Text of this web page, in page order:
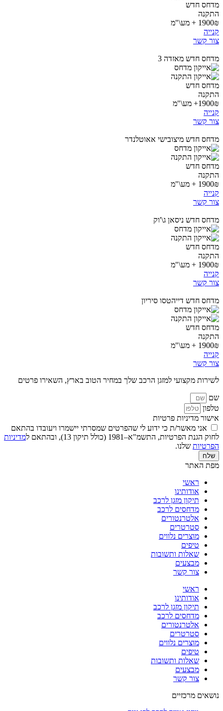
מדחס חדש
התקנה
1900₪ + מע\"מ
קנייה
צור קשר
מדחס חדש מאזדה 3
מדחס חדש
התקנה
1900₪+ מע\"מ
קנייה
צור קשר
מדחס חדש מיצובישי אאוטלנדר
מדחס חדש
התקנה
1900₪ + מע\"מ
קנייה
צור קשר
מדחס חדש ניסאן ג\'וק
מדחס חדש
התקנה
1900₪ + מע\"מ
קנייה
צור קשר
מדחס חדש דייהטסו סיריון
מדחס חדש
התקנה
1900₪ + מע\"מ
קנייה
צור קשר
לשירות מקצועי למזגן הרכב שלך במחיר הטוב בארץ, השאירו פרטים
שם
טלפון
אישור מדיניות פרטיות
אני מאשר/ת כי ידוע לי שהפרטים שמסרתי יישמרו ויעובדו בהתאם
לחוק הגנת הפרטיות, התשמ"א–1981 (כולל תיקון 13), ובהתאם ל
מדיניות
הפרטיות שלנו.
שלח
מפת האתר
ראשי
אודותינו
תיקון מזגן לרכב
מדחסים לרכב
אלטרנטורים
סטרטרים
מוצרים נלווים
טיפים
שאלות ותשובות
מבצעים
צור קשר
ראשי
אודותינו
תיקון מזגן לרכב
מדחסים לרכב
אלטרנטורים
סטרטרים
מוצרים נלווים
טיפים
שאלות ותשובות
מבצעים
צור קשר
נושאים מרכזיים